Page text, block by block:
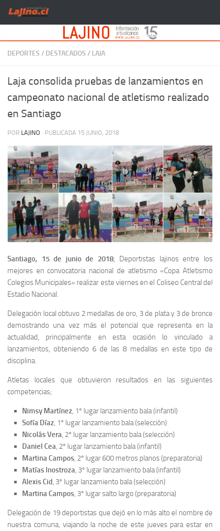
Saltar al contenido
DEPORTES / DESTACADOS / LAJA
Laja consolida pruebas de lanzamientos en
campeonato nacional de atletismo realizado
en Santiago
POR LAJINO · PUBLICADA 15 JUNIO, 2018
Santiago, 15 de junio de 2018; Deportistas lajinos entre los
mejores en convocatoria nacional de atletismo «Copa Atletismo
Colegios Municipales» realizar este viernes en el Coliseo Central del
Estadio Nacional.
Delegación local obtuvo 2 medallas de oro, 3 de plata y 3 de bronce
demostrando una vez más el potencial que representa en la
actualidad, principalmente en esta ocasión lo vinculado a
lanzamientos, obteniendo 6 de las 8 medallas en este tipo de
disciplina.
Atletas locales que obtuvieron resultados en las siguientes
competencias;
Nimsy Martínez, 1º lugar lanzamiento bala (infantil)
Sofía Díaz, 1º lugar lanzamiento bala (selección)
Nicolás Vera, 2º lugar lanzamiento bala (selección)
Daniel Cea, 2º lugar lanzamiento bala (infantil)
Martina Campos, 2º lugar 600 metros planos (preparatoria)
Matías Inostroza, 3º lugar lanzamiento bala (infantil)
Alexis Cid, 3º lugar lanzamiento bala (selección)
Martina Campos, 3º lugar salto largo (preparatoria)
Delegación de 19 deportistas que dejó en lo más alto el nombre de
nuestra comuna, viajando la noche de este jueves para estar en